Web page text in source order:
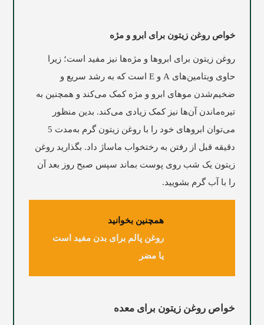
خواص روغن زیتون برای ابرو و مژه
روغن زیتون برای ابروها و مژه‌ها نیز مفید است؛ زیرا
حاوی ویتامین‌های A و E است که به رشد سریع و
ضخیم‌شدن موهای ابرو و مژه کمک می‌کند و همچنین به
تیره‌ماندن آن‌ها نیز کمک زیادی می‌کند. بدین منظور
می‌توان ابروهای خود را با روغن زیتون گرم به‌مدت 5
دقیقه قبل از رفتن به رختخواب ماساژ داد. بگذارید روغن
زیتون یک شب روی پوست بماند سپس صبح روز بعد آن
را با آب گرم بشویید.
همچنین بخوانید
روغن پالم برای بدن مفید است
یا مضر
خواص روغن زیتون برای معده